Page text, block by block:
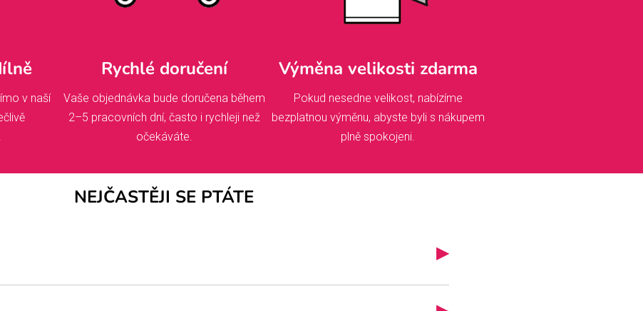
v naší
Rychlé doručení
Vaše objednávka bude doručena během
2–5 pracovních dní, často i rychleji než
očekáváte.
Výměna velikosti zdarma
Pokud nesedne velikost, nabízíme
bezplatnou výměnu, abyste byli s nákupem
plně spokojeni.
NEJČASTĚJI SE PTÁTE
▶
začínáme makat! Pokud jste si vybrali něco s vlastním potiskem, brzy se vám
A co naše běžné kousky z dílny? Ty hned po objednávce míří do výroby a